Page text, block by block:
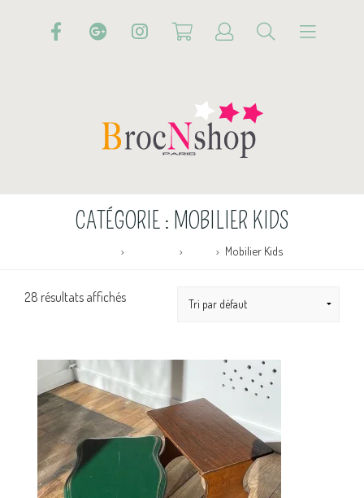
CATÉGORIE : MOBILIER KIDS
Mobilier Kids
28 résultats affichés